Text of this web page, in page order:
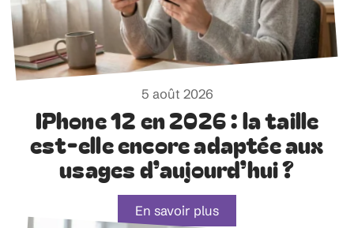
5 août 2026
IPhone 12 en 2026 : la taille
est-elle encore adaptée aux
usages d’aujourd’hui ?
En savoir plus